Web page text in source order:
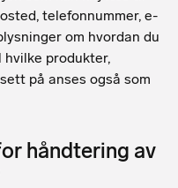
telefonnummer, e-
om hvordan du
hvilke produkter,
på anses også som
håndtering av